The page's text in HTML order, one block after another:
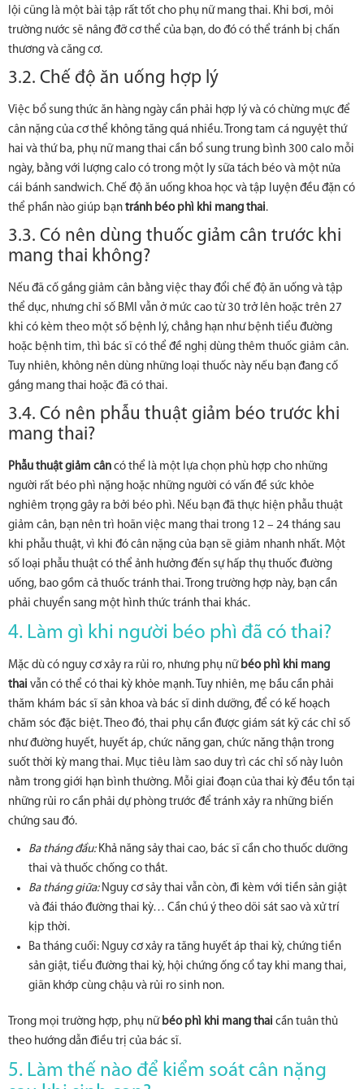
lội cũng là một bài tập rất tốt cho phụ nữ mang thai. Khi bơi, môi
trường nước sẽ nâng đỡ cơ thể của bạn, do đó có thể tránh bị chấn
thương và căng cơ.
3.2. Chế độ ăn uống hợp lý
Việc bổ sung thức ăn hàng ngày cần phải hợp lý và có chừng mực để
cân nặng của cơ thể không tăng quá nhiều. Trong tam cá nguyệt thứ
hai và thứ ba, phụ nữ mang thai cần bổ sung trung bình 300 calo mỗi
ngày, bằng với lượng calo có trong một ly sữa tách béo và một nửa
cái bánh sandwich. Chế độ ăn uống khoa học và tập luyện đều đặn có
thể phần nào giúp bạn tránh béo phì khi mang thai.
3.3. Có nên dùng thuốc giảm cân trước khi
mang thai không?
Nếu đã cố gắng giảm cân bằng việc thay đổi chế độ ăn uống và tập
thể dục, nhưng chỉ số BMI vẫn ở mức cao từ 30 trở lên hoặc trên 27
khi có kèm theo một số bệnh lý, chẳng hạn như bệnh tiểu đường
hoặc bệnh tim, thì bác sĩ có thể đề nghị dùng thêm thuốc giảm cân.
Tuy nhiên, không nên dùng những loại thuốc này nếu bạn đang cố
gắng mang thai hoặc đã có thai.
3.4. Có nên phẫu thuật giảm béo trước khi
mang thai?
Phẫu thuật giảm cân có thể là một lựa chọn phù hợp cho những
người rất béo phì nặng hoặc những người có vấn đề sức khỏe
nghiêm trọng gây ra bởi béo phì. Nếu bạn đã thực hiện phẫu thuật
giảm cân, bạn nên trì hoãn việc mang thai trong 12 – 24 tháng sau
khi phẫu thuật, vì khi đó cân nặng của bạn sẽ giảm nhanh nhất. Một
số loại phẫu thuật có thể ảnh hưởng đến sự hấp thụ thuốc đường
uống, bao gồm cả thuốc tránh thai. Trong trường hợp này, bạn cần
phải chuyển sang một hình thức tránh thai khác.
4. Làm gì khi người béo phì đã có thai?
Mặc dù có nguy cơ xảy ra rủi ro, nhưng phụ nữ béo phì khi mang
thai vẫn có thể có thai kỳ khỏe mạnh. Tuy nhiên, mẹ bầu cần phải
thăm khám bác sĩ sản khoa và bác sĩ dinh dưỡng, để có kế hoạch
chăm sóc đặc biệt. Theo đó, thai phụ cần được giám sát kỹ các chỉ số
như đường huyết, huyết áp, chức năng gan, chức năng thận trong
suốt thời kỳ mang thai. Mục tiêu làm sao duy trì các chỉ số này luôn
nằm trong giới hạn bình thường. Mỗi giai đoạn của thai kỳ đều tồn tại
những rủi ro cần phải dự phòng trước để tránh xảy ra những biến
chứng sau đó.
Ba tháng đầu:Khả năng sảy thai cao, bác sĩ cần cho thuốc dưỡng
thai và thuốc chống co thắt.
Ba tháng giữa:Nguy cơ sảy thai vẫn còn, đi kèm với tiền sản giật
và đái tháo đường thai kỳ… Cần chú ý theo dõi sát sao và xử trí
kịp thời.
Ba tháng cuối: Nguy cơ xảy ra tăng huyết áp thai kỳ, chứng tiền
sản giật, tiểu đường thai kỳ, hội chứng ống cổ tay khi mang thai,
giãn khớp cùng chậu và rủi ro sinh non.
Trong mọi trường hợp, phụ nữ béo phì khi mang thai cần tuân thủ
theo hướng dẫn điều trị của bác sĩ.
5. Làm thế nào để kiểm soát cân nặng